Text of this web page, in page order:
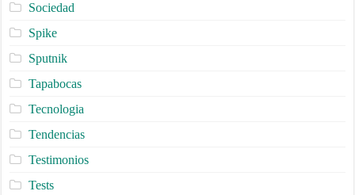
Sociedad
Spike
Sputnik
Tapabocas
Tecnologia
Tendencias
Testimonios
Tests